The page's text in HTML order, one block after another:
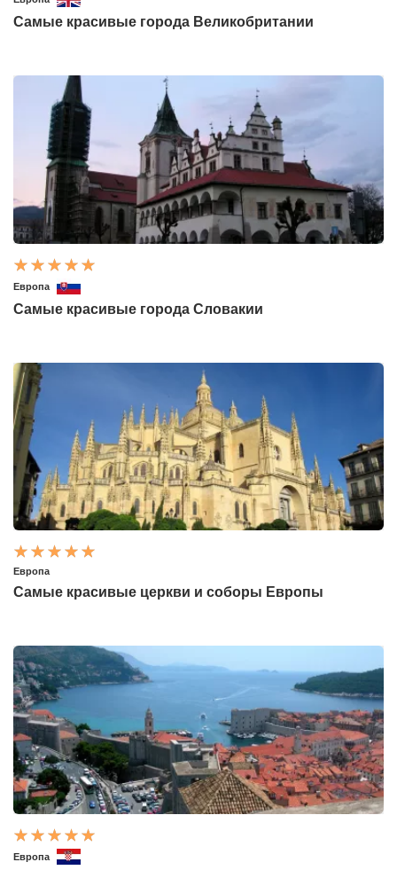
Самые красивые города Великобритании
Европа
Самые красивые города Словакии
Европа
Самые красивые церкви и соборы Европы
Европа